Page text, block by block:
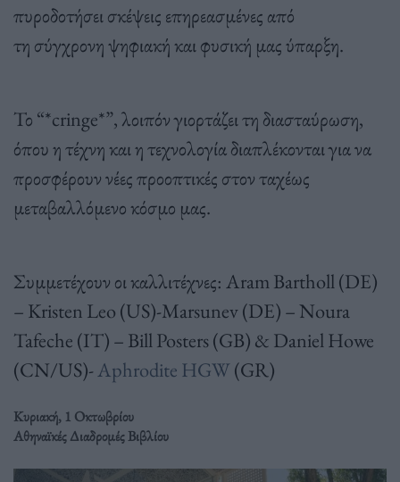
πυροδοτήσει σκέψεις επηρεασμένες από
τη σύγχρονη ψηφιακή και φυσική μας ύπαρξη.
Το “*cringe*”, λοιπόν γιορτάζει τη διασταύρωση,
όπου η τέχνη και η τεχνολογία διαπλέκονται για να
προσφέρουν νέες προοπτικές στον ταχέως
μεταβαλλόμενο κόσμο μας.
Συμμετέχουν οι καλλιτέχνες: Aram Bartholl (DE)
– Kristen Leo (US)-Marsunev (DE) – Noura
Tafeche (IT) – Bill Posters (GB) & Daniel Howe
(CN/US)-Aphrodite HGW (GR)
Κυριακή, 1 Οκτωβρίου
Αθηναϊκές Διαδρομές Βιβλίου